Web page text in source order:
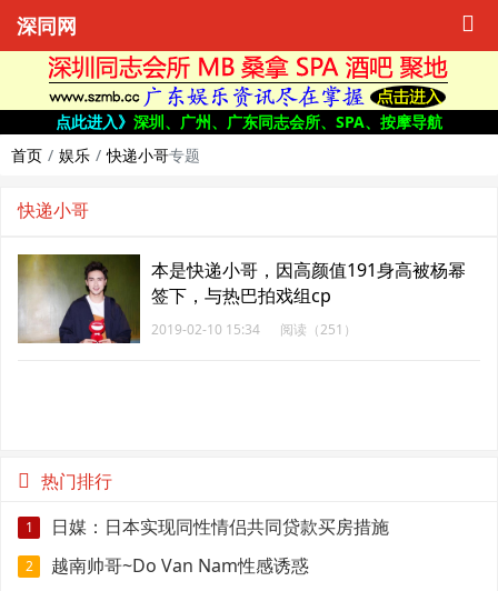
深同网
点此进入》 深圳、广州、广东同志会所、SPA、按摩导航
首页
娱乐 快递小哥专题
快递小哥
本是快递小哥，因高颜值191身高被杨幂
签下，与热巴拍戏组cp
2019-02-10 15:34 阅读（251）
热门排行
1 日媒：日本实现同性情侣共同贷款买房措施
2 越南帅哥~Do Van Nam性感诱惑